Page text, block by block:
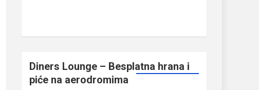
Diners Lounge – Besplatna hrana i
piće na aerodromima